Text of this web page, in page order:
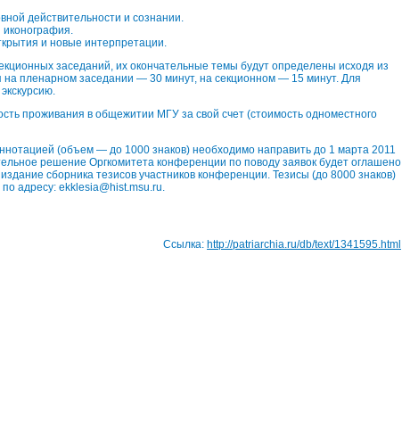
действительности и сознании.
и новые интерпретации.
заседаний, их окончательные темы будут определены исходя из
на пленарном заседании — 30 минут, на секционном — 15 минут. Для
проживания в общежитии МГУ за свой счет (стоимость одноместного
(объем — до 1000 знаков) необходимо направить до 1 марта 2011
решение Оргкомитета конференции по поводу заявок будет оглашено
сборника тезисов участников конференции. Тезисы (до 8000 знаков)
адресу: ekklesia@hist.msu.ru.
Ссылка: http://patriarchia.ru/db/text/1341595.html